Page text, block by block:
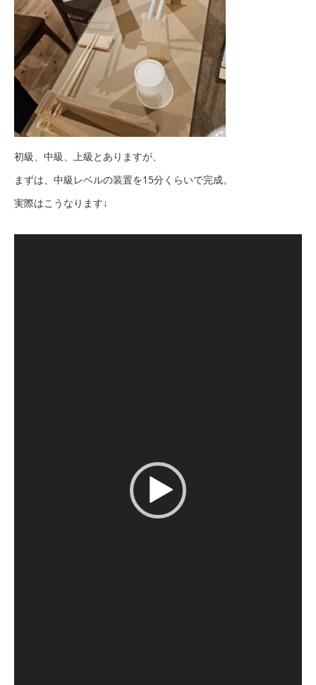
初級、中級、上級とありますが、
まずは、中級レベルの装置を15分くらいで完成。
実際はこうなります↓
動